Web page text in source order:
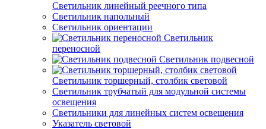
Светильник линейный реечного типа
Светильник напольный
Светильник ориентации
Светильник
переносной
Светильник подвесной
Светильник торшерный, столбик световой
Светильник трубчатый для модульной системы
освещения
Светильники для линейных систем освещения
Указатель световой